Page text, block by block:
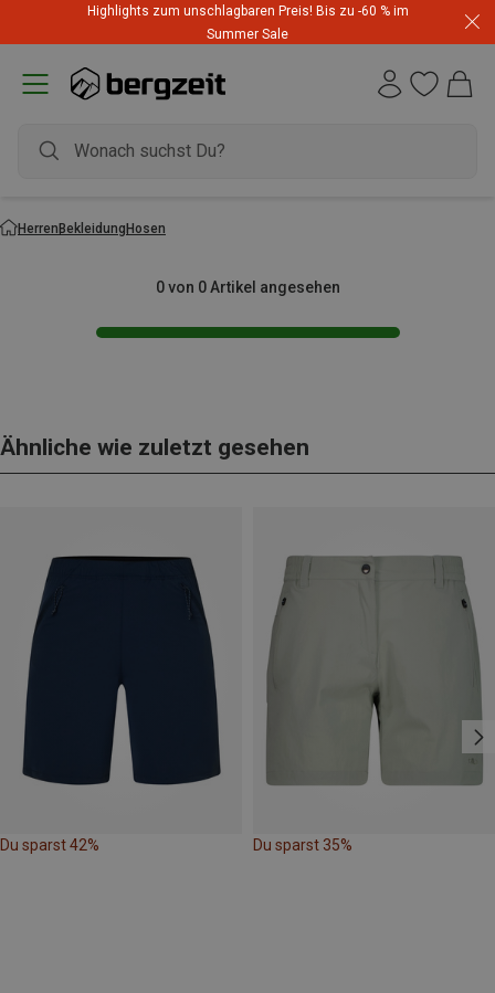
Highlights zum unschlagbaren Preis! Bis zu -60 % im
Summer Sale
HerrenBekleidungHosen
0 von 0 Artikel angesehen
Ähnliche wie zuletzt gesehen
Du sparst 42% Du sparst 35%